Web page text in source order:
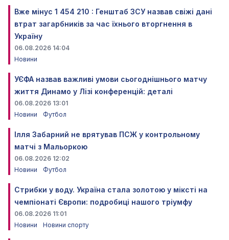
Вже мінус 1 454 210 : Генштаб ЗСУ назвав свіжі дані
втрат загарбників за час їхнього вторгнення в
Україну
06.08.2026 14:04
Новини
УЄФА назвав важливі умови сьогоднішнього матчу
життя Динамо у Лізі конференцій: деталі
06.08.2026 13:01
Новини
Футбол
Ілля Забарний не врятував ПСЖ у контрольному
матчі з Мальоркою
06.08.2026 12:02
Новини
Футбол
Стрибки у воду. Україна стала золотою у міксті на
чемпіонаті Європи: подробиці нашого тріумфу
06.08.2026 11:01
Новини
Новини спорту